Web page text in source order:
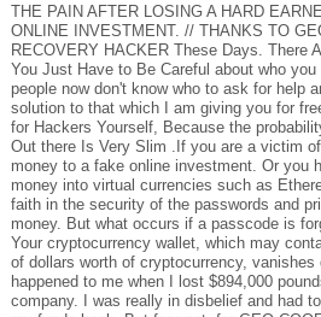
THE PAIN AFTER LOSING A HARD
ONLINE INVESTMENT. // THANKS TO
RECOVERY HACKER These Days. There
You Just Have to Be Careful about who
people now don't know who to ask for help
solution to that which I am giving you for
for Hackers Yourself, Because the
Out there Is Very Slim .If you are a victim
money to a fake online investment. Or you
money into virtual currencies such as
faith in the security of the passwords and
money. But what occurs if a passcode is
Your cryptocurrency wallet, which may
of dollars worth of cryptocurrency,
happened to me when I lost $894,000
company. I was really in disbelief and had